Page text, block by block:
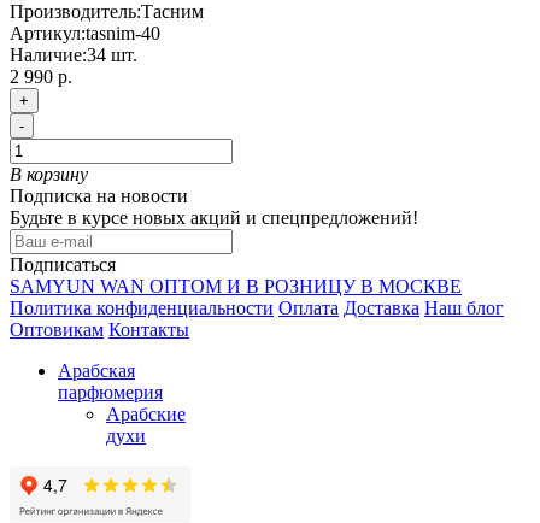
Производитель:Тасним
Артикул:tasnim-40
Наличие:34 шт.
2 990 р.
+
-
В корзину
Подписка на новости
Будьте в курсе новых акций и спецпредложений!
Подписаться
SAMYUN WAN ОПТОМ И В РОЗНИЦУ В МОСКВЕ
Политика конфиденциальности Оплата Доставка Наш блог
Оптовикам Контакты
Арабская
парфюмерия
Арабские
духи